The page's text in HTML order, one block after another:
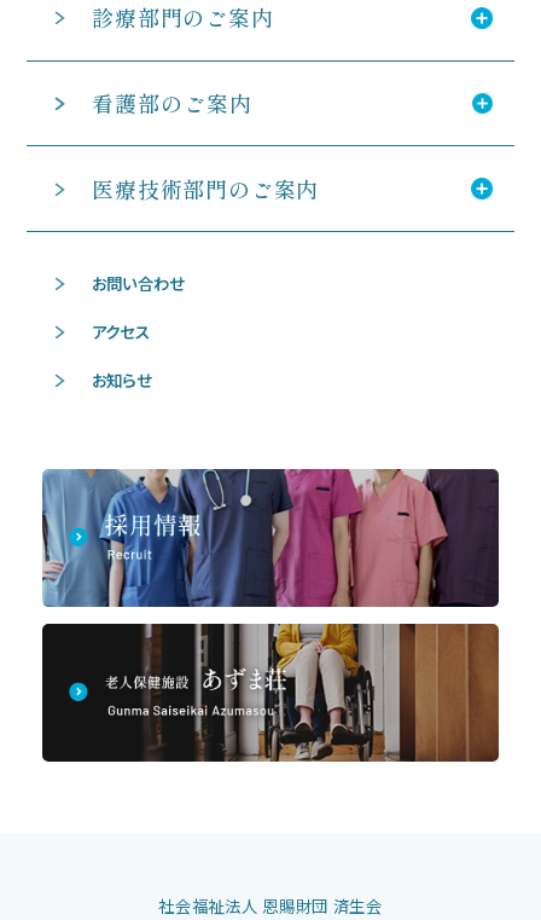
診療部門のご案内
看護部のご案内
医療技術部門のご案内
お問い合わせ
アクセス
お知らせ
社会福祉法人 恩賜財団 済生会